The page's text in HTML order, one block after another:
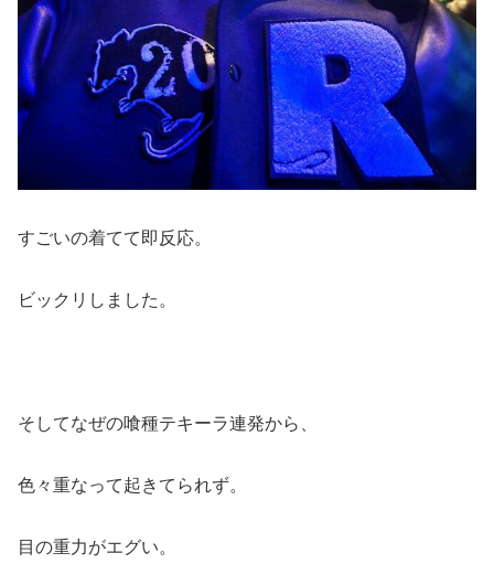
すごいの着てて即反応。
ビックリしました。
そしてなぜの喰種テキーラ連発から、
色々重なって起きてられず。
目の重力がエグい。